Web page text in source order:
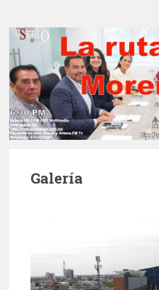
Galería